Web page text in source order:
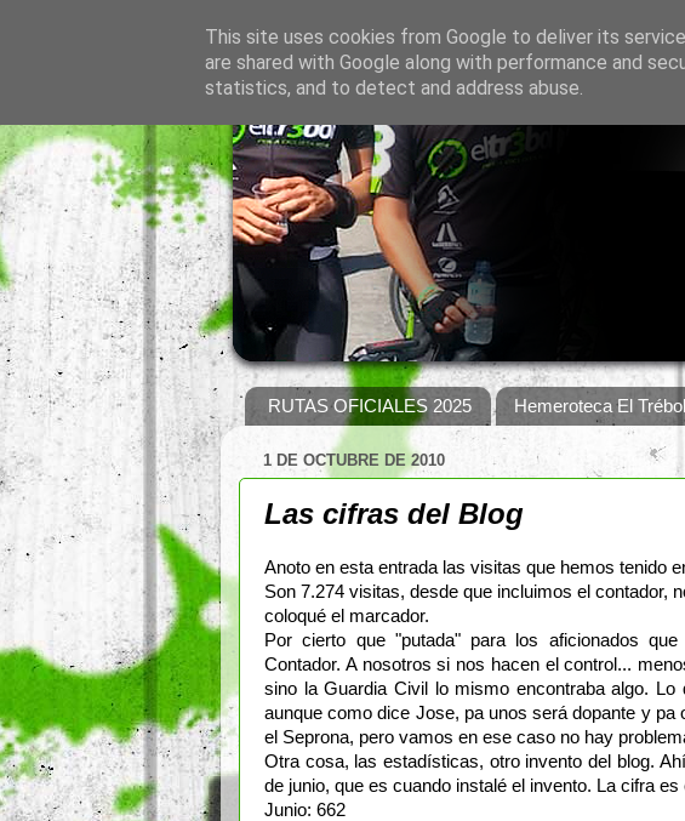
RUTAS OFICIALES 2025 Hemeroteca El Trébol
1 DE OCTUBRE DE 2010
Las cifras del Blog
Anoto en esta entrada las visitas que hemos tenido
Son 7.274 visitas, desde que incluimos el contador,
coloqué el marcador.
Por cierto que "putada" para los aficionados
Contador. A nosotros si nos hacen el control...
sino la Guardia Civil lo mismo encontraba algo.
aunque como dice Jose, pa unos será dopante y
el Seprona, pero vamos en ese caso no hay
Otra cosa, las estadísticas, otro invento del blog.
de junio, que es cuando instalé el invento. La cifra
Junio: 662
This site uses cookies from Google to deliver its
are shared with Google along with performance and
statistics, and to detect and address abuse.